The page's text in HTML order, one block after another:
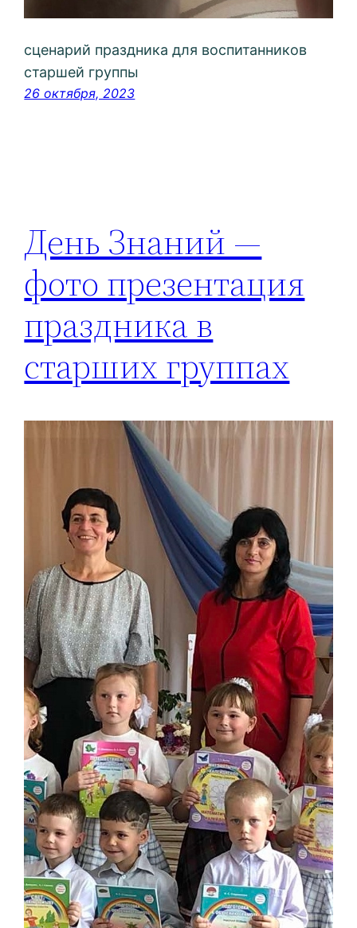
сценарий праздника для воспитанников
старшей группы
26 октября, 2023
День Знаний —
фото презентация
праздника в
старших группах